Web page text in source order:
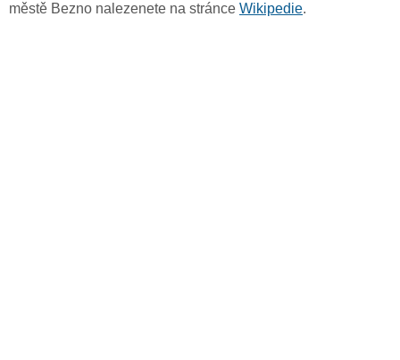
městě Bezno nalezenete na stránce Wikipedie.